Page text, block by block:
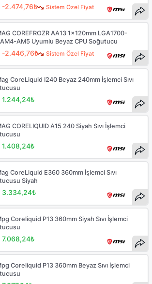
Sistem Özel Fiyat
-2.474,76₺
Sistem Özel Fiyat
COREFROZR AA13 1x120mm LGA1700-
AM5 Uyumlu Beyaz CPU Soğutucu
-2.446,76₺
CoreLiquid I240 Beyaz 240mm İşlemci Sıvı
1.244,24₺
CORELIQUID A15 240 Siyah Sıvı İşlemci
1.408,24₺
CoreLiquid E360 360mm İşlemci Sıvı
Siyah
3.334,24₺
Coreliquid P13 360mm Siyah Sıvı İşlemci
7.068,24₺
Coreliquid P13 360mm Beyaz Sıvı İşlemci